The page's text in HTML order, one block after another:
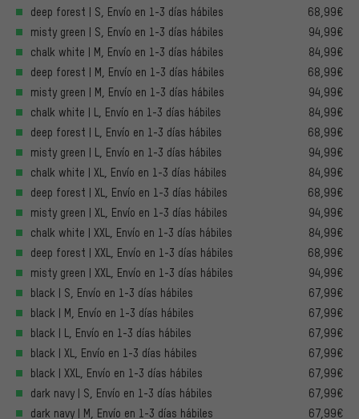
deep forest | S, Envío en 1-3 días hábiles
68,99€
misty green | S, Envío en 1-3 días hábiles
94,99€
chalk white | M, Envío en 1-3 días hábiles
84,99€
deep forest | M, Envío en 1-3 días hábiles
68,99€
misty green | M, Envío en 1-3 días hábiles
94,99€
chalk white | L, Envío en 1-3 días hábiles
84,99€
deep forest | L, Envío en 1-3 días hábiles
68,99€
misty green | L, Envío en 1-3 días hábiles
94,99€
chalk white | XL, Envío en 1-3 días hábiles
84,99€
deep forest | XL, Envío en 1-3 días hábiles
68,99€
misty green | XL, Envío en 1-3 días hábiles
94,99€
chalk white | XXL, Envío en 1-3 días hábiles
84,99€
deep forest | XXL, Envío en 1-3 días hábiles
68,99€
misty green | XXL, Envío en 1-3 días hábiles
94,99€
black | S, Envío en 1-3 días hábiles
67,99€
black | M, Envío en 1-3 días hábiles
67,99€
black | L, Envío en 1-3 días hábiles
67,99€
black | XL, Envío en 1-3 días hábiles
67,99€
black | XXL, Envío en 1-3 días hábiles
67,99€
dark navy | S, Envío en 1-3 días hábiles
67,99€
dark navy | M, Envío en 1-3 días hábiles
67,99€